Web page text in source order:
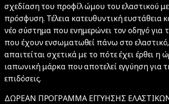
σχεδίαση του προφίλ ώμου του ελαστικού
πρόσφυση. Τέλεια κατευθυντική ευστάθεια
νέο σύστημα που ενημερώνει τον οδηγό για
που έχουν ενσωματωθεί πάνω στο
απαιτείται σχετικά με το πότε έχει έρθει
ιαπωνική μάρκα που αποτελεί εγγύηση για
επιδόσεις.
ΔΩΡΕΑΝ ΠΡΟΓΡΑΜΜΑ ΕΓΓΥΗΣΗΣ ΕΛΑΣΤΙΚΩΝ